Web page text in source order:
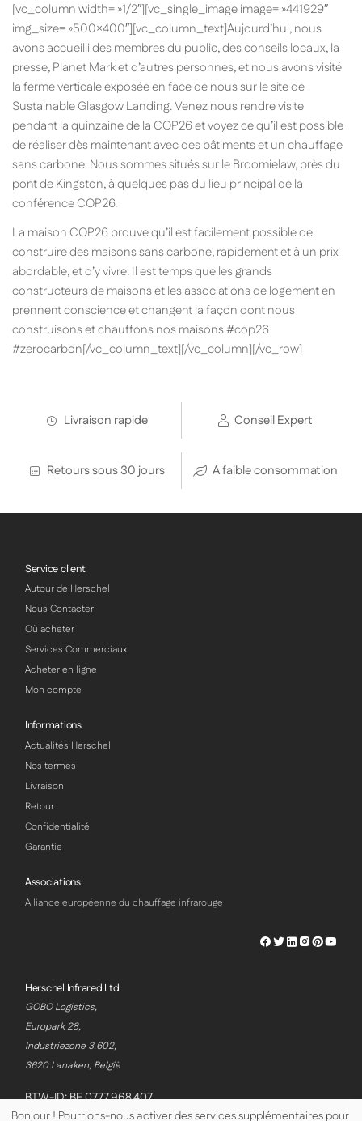
[vc_column width= »1/2″][vc_single_image image= »441929″
img_size= »500×400″][vc_column_text]Aujourd’hui, nous
avons accueilli des membres du public, des conseils locaux, la
presse, Planet Mark et d’autres personnes, et nous avons visité
la ferme verticale exposée en face de nous sur le site de
Sustainable Glasgow Landing. Venez nous rendre visite
pendant la quinzaine de la COP26 et voyez ce qu’il est possible
de réaliser dès maintenant avec des bâtiments et un chauffage
sans carbone. Nous sommes situés sur le Broomielaw, près du
pont de Kingston, à quelques pas du lieu principal de la
conférence COP26.
La maison COP26 prouve qu’il est facilement possible de
construire des maisons sans carbone, rapidement et à un prix
abordable, et d’y vivre. Il est temps que les grands
constructeurs de maisons et les associations de logement en
prennent conscience et changent la façon dont nous
construisons et chauffons nos maisons #cop26
#zerocarbon[/vc_column_text][/vc_column][/vc_row]
Livraison rapide Conseil Expert
Retours sous 30 jours A faible consommation
Service client
Autour de Herschel
Nous Contacter
Où acheter
Services Commerciaux
Acheter en ligne
Mon compte
Informations
Actualités Herschel
Nos termes
Livraison
Retour
Confidentialité
Garantie
Associations
Alliance européenne du chauffage infrarouge
Herschel
Herschel
Herschel
Herschel
Herschel
Herschel Infrared Ltd
GOBO Logistics,
Europark 28,
Industriezone 3.602,
3620 Lanaken, België
BTW-ID: BE 0777.968.407
Bonjour ! Pourrions-nous activer des services supplémentaires pour